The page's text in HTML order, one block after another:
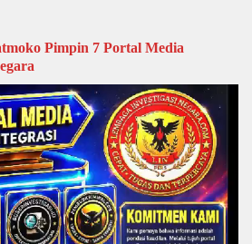
Pimpin 7 Portal Media